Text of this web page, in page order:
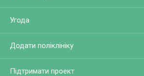
Угода
Додати поліклініку
Підтримати проект